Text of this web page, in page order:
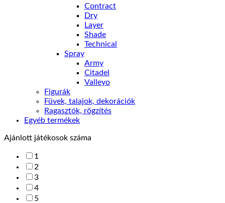
Contract
Dry
Layer
Shade
Technical
Spray
Army
Citadel
Valleyo
Figurák
Füvek, talajok, dekorációk
Ragasztók, rögzítés
Egyéb termékek
Ajánlott játékosok száma
1
2
3
4
5